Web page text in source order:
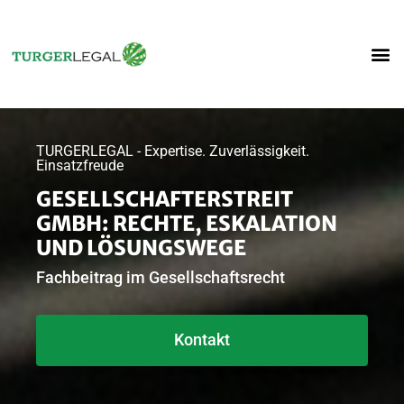
TURGERLEGAL - Expertise. Zuverlässigkeit.
Einsatzfreude
GESELLSCHAFTERSTREIT
GMBH: RECHTE, ESKALATION
UND LÖSUNGSWEGE
Fachbeitrag im Gesellschaftsrecht
Kontakt